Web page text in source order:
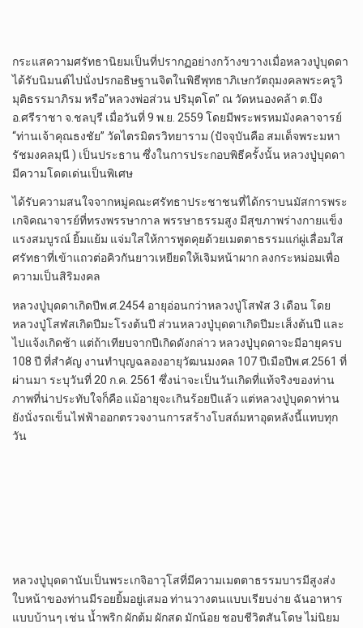
กระแสความศรัทธานิยมเป็นที่ปรากฏอย่างกว้างขวางเมื่อหลวงปู่บุดดา
ได้รับนิมนต์ไปนั่งปรกอธิษฐานจิตในพิธีพุทธาภิเษกวัตถุมงคลพระครูวิ
มุติธรรมาภิรม หรือ”หลวงพ่อส่วน ปริมุตโต” ณ วัดหนองคล้า ต.บึง
อ.ศรีราชา จ.ชลบุรี เมื่อวันที่ 9 พ.ย. 2559 โดยมีพระพรหมมังคลาจารย์
“ท่านเจ้าคุณธงชัย” วัดไตรมิตรวิทยาราม (ปัจจุบันคือ สมเด็จพระมหา
รัชมงคลมุนี ) เป็นประธาน ซึ่งในการประกอบพิธีครั้งนั้น หลวงปู่บุดดา
มีความโดดเด่นเป็นพิเศษ
ได้รับความสนใจจากหมู่คณะศรัทธาประชาชนที่ได้กราบนมัสการพระ
เกจิคณาจารย์ที่ทรงพรรษากาล พรรษาธรรมสูง มีสุขภาพร่างกายแข็ง
แรงสมบูรณ์ ยิ้มแย้ม แจ่มใสให้การพูดคุยด้วยเมตตาธรรมแก่ผู่เลื่อมใส
ศรัทธาที่เข้าแถวต่อคิวกันยาวเหยียดให้เจิมหน้าผาก ลงกระหม่อมเพื่อ
ความเป็นสิริมงคล
หลวงปู่บุดดาเกิดปีพ.ศ.2454 อายุอ่อนกว่าหลวงปู่โสฬส 3 เดือน โดย
หลวงปู่โสฬสเกิดปีมะโรงต้นปี ส่วนหลวงปู่บุดดาเกิดปีมะเส็งต้นปี และ
ไปแจ้งเกิดช้า แต่ถ้าเทียบจากปีเกิดดังกล่าว หลวงปู่บุดดาจะมีอายุครบ
108 ปี ที่สำคัญ งานทำบุญฉลองอายุวัฒนมงคล 107 ปีเมือปีพ.ศ.2561 ที่
ผ่านมา ระบุวันที่ 20 ก.ค. 2561 ซึ่งน่าจะเป็นวันเกิดที่แท้จริงของท่าน
ภาพที่น่าประทับใจก็คือ แม้อายุจะเกินร้อยปีแล้ว แต่หลวงปู่บุดดาท่าน
ยังนั่งรถเข็นไฟฟ้าออกตรวจงานการสร้างโบสถ์มหาอุดหลังนี้แทบทุก
วัน
หลวงปู่บุดดานับเป็นพระเกจิอาวุโสที่มีความเมตตาธรรมบารมีสูงส่ง
ใบหน้าของท่านมีรอยยิ้มอยู่เสมอ ท่านวางตนแบบเรียบง่าย ฉันอาหาร
แบบบ้านๆ เช่น น้ำพริก ผักต้ม ผักสด มักน้อย ชอบชีวิตสันโดษ ไม่นิยม